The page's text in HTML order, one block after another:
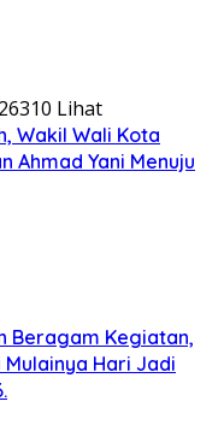
310 Lihat
Wakil Wali Kota
Ahmad Yani Menuju
Beragam Kegiatan,
Hari Jadi